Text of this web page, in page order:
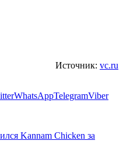
Источник: vc.ru
WhatsAppTelegramViber
Kannam Chicken за